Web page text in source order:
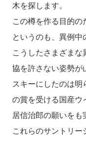
木を探します。
この樽を作る目的
というのも、異例中
こうしたさまざま
協を許さない姿勢が
スキーにしたのは明
の賞を受ける国産ウ
居信治郎の願いをも
これらのサントリ